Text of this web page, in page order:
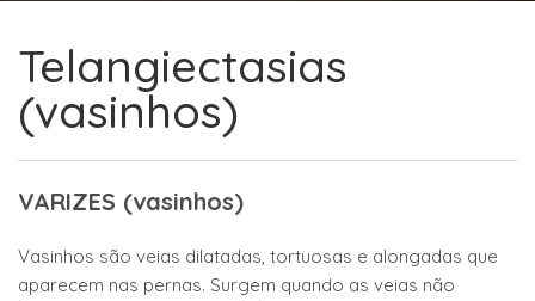
Telangiectasias
(vasinhos)
VARIZES (vasinhos)
Vasinhos são veias dilatadas, tortuosas e alongadas que
aparecem nas pernas. Surgem quando as veias não